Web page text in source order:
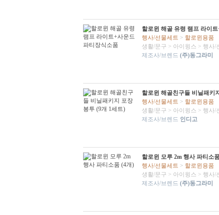
할로윈 해골 유령 램프 라이
행사/선물세트 > 할로윈용품
생활/문구 > 아이윙스 > 행사/
제조사/브렌드 (주)동그라미
할로윈 해골친구들 비닐패키
행사/선물세트 > 할로윈용품
생활/문구 > 아이윙스 > 행사/
제조사/브렌드 인디고
할로윈 모루 2m 행사 파티소
행사/선물세트 > 할로윈용품
생활/문구 > 아이윙스 > 행사/
제조사/브렌드 (주)동그라미